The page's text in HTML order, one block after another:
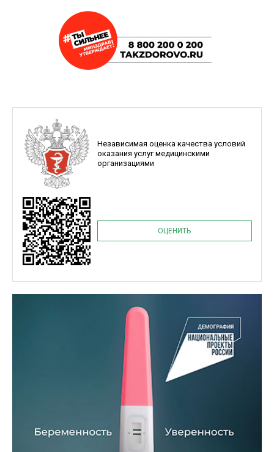
Независимая оценка качества условий
оказания услуг медицинскими
организациями
ОЦЕНИТЬ